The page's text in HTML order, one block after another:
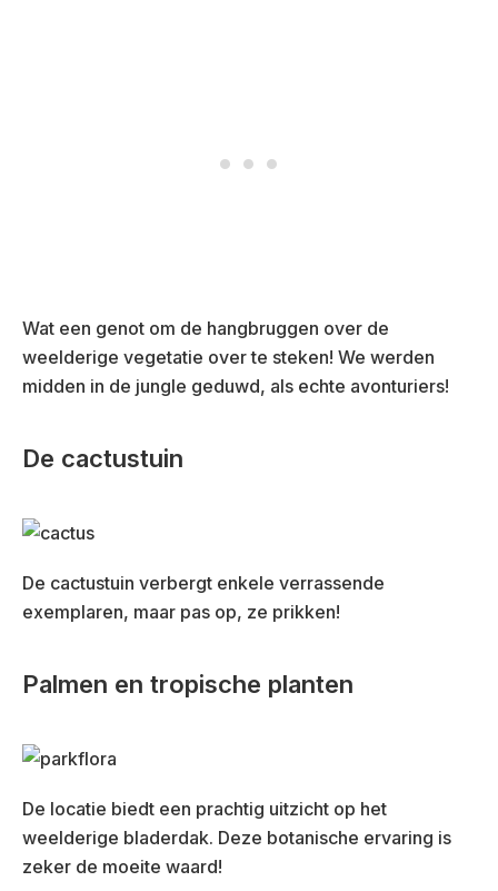
Wat een genot om de hangbruggen over de
weelderige vegetatie over te steken! We werden
midden in de jungle geduwd, als echte avonturiers!
De cactustuin
De cactustuin verbergt enkele verrassende
exemplaren, maar pas op, ze prikken!
Palmen en tropische planten
De locatie biedt een prachtig uitzicht op het
weelderige bladerdak. Deze botanische ervaring is
zeker de moeite waard!